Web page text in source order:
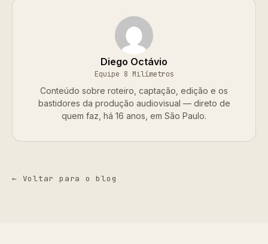
Diego Octávio
Equipe 8 Milímetros
Conteúdo sobre roteiro, captação, edição e os
bastidores da produção audiovisual — direto de
quem faz, há 16 anos, em São Paulo.
← Voltar para o blog